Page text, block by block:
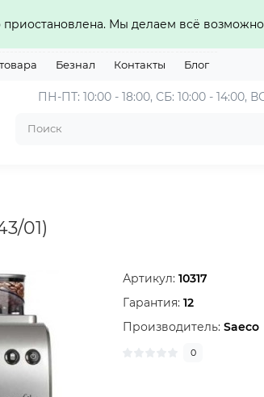
Мы делаем всё
Безнал Контакты Блог
ПН-ПТ: 10:00 - 18:00, СБ: 10:00 - 14:00,
01)
Артикул: 10317
Гарантия: 12
Производитель:Saeco
0